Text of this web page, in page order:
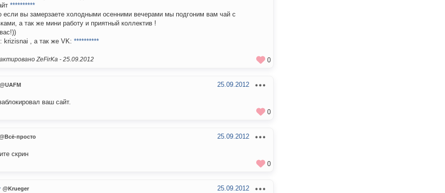
**********
если вы замерзаете холодными осенними вечерами мы подгоним вам чай с
а так же мини работу и приятный коллектив !
krizisnai , а так же VK: **********
ZeFirKa - 25.09.2012 0
@UAFM 25.09.2012
ваш сайт.
0
просто 25.09.2012
скрин
0
@Krueger 25.09.2012